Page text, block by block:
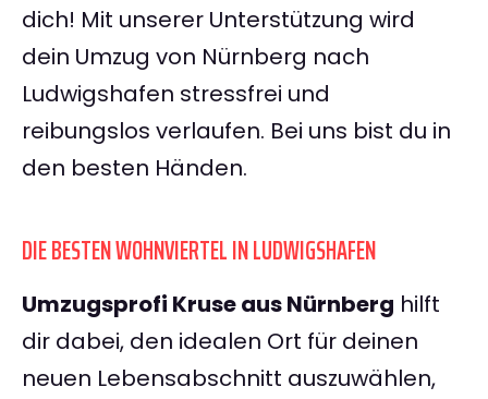
dich! Mit unserer Unterstützung wird
dein Umzug von Nürnberg nach
Ludwigshafen stressfrei und
reibungslos verlaufen. Bei uns bist du in
den besten Händen.
DIE BESTEN WOHNVIERTEL IN LUDWIGSHAFEN
Umzugsprofi Kruse aus Nürnberg hilft
dir dabei, den idealen Ort für deinen
neuen Lebensabschnitt auszuwählen,